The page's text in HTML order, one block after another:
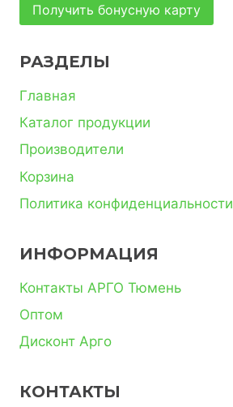
Получить бонусную карту
РАЗДЕЛЫ
Главная
Каталог продукции
Производители
Корзина
Политика конфиденциальности
ИНФОРМАЦИЯ
Контакты АРГО Тюмень
Оптом
Дисконт Арго
КОНТАКТЫ